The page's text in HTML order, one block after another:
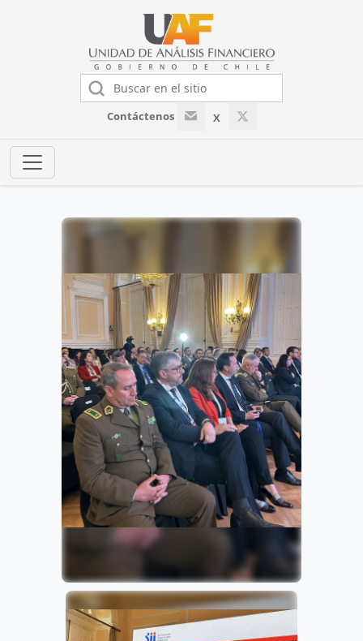
Contáctenos X